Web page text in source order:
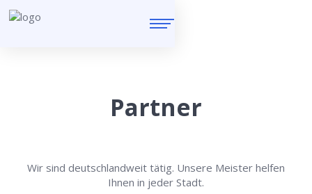
Partner
Wir sind deutschlandweit tätig. Unsere Meister helfen
Ihnen in jeder Stadt.